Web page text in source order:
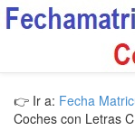
👉 Ir a: Fecha
Coches con Letras